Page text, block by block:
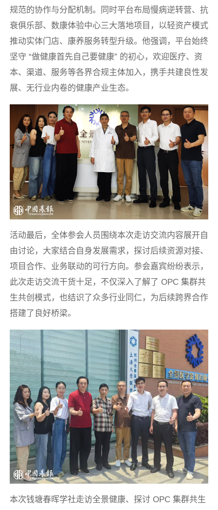
规范的协作与分配机制。同时平台布局慢病逆转营、抗
衰俱乐部、数康体验中心三大落地项目，以轻资产模式
推动实体门店、康养服务转型升级。他强调，平台始终
坚守 “做健康首先自己要健康” 的初心，欢迎医疗、资
本、渠道、服务等各界合规主体加入，携手共建良性发
展、无行业内卷的健康产业生态。
活动最后，全体参会人员围绕本次走访交流内容展开自
由讨论，大家结合自身发展需求，探讨后续资源对接、
项目合作、业务联动的可行方向。参会嘉宾纷纷表示，
此次走访交流干货十足，不仅深入了解了 OPC 集群共
生共创模式，也结识了众多行业同仁，为后续跨界合作
搭建了良好桥梁。
本次钱塘春晖学社走访全景健康、探讨 OPC 集群共生